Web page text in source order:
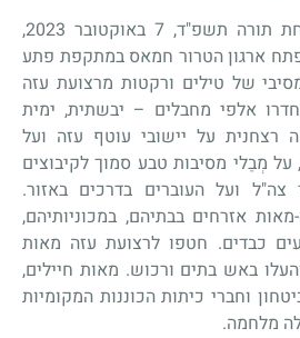
בשבת כ"ב בתשרי, שמחת תורה תשפ"ד, 7 באוקטובר 2023,
ארגון הטרור חמאס במתקפת פתע
של טילים ורקטות מרצועת עזה
אלפי מחבלים – יבשתית, ימית
רצחנית על יישובי עוטף עזה ועל
על מְבַלי מסיבות טבע סמוך לקיבוצים
צה"ל ועל העוברים בדרכים באזור.
אזרחים בבתיהם, במכוניותיהם,
כבדים. חטפו לרצועת עזה מאות
באש בתים ורכוש. מאות חיילים,
וחברי כיתות הכוננות המקומיות
מלחמה.